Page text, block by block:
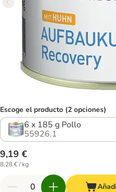
Escoge el producto (2 opciones)
6 x 185 g Pollo
55926.1
9,19 €
8,28 € / kg